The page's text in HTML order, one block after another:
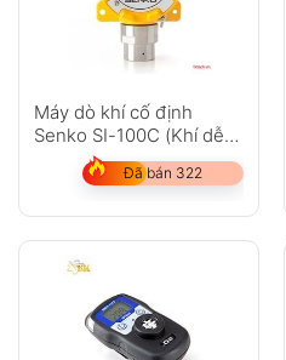
Máy dò khí cố định
Senko SI-100C (Khí dễ
cháy, CO, H2S, O2)
Đã bán 322